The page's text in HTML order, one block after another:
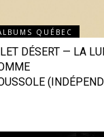
QUÉBEC
DÉSERT — LA